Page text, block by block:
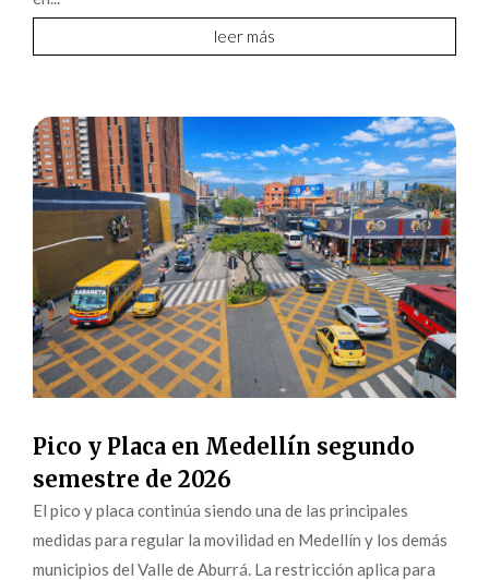
leer más
Pico y Placa en Medellín segundo
semestre de 2026
El pico y placa continúa siendo una de las principales
medidas para regular la movilidad en Medellín y los demás
municipios del Valle de Aburrá. La restricción aplica para